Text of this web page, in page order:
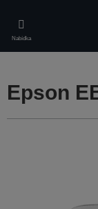
main
content
Nabídka
Epson